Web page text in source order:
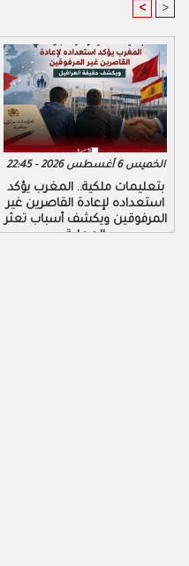
< >
الخميس 6 أغسطس 2026 - 22:45
بتعليمات ملكية.. المغرب يؤكد
استعداده لإعادة القاصرين غير
المرفوقين ويكشف أسباب تعثر
العملية